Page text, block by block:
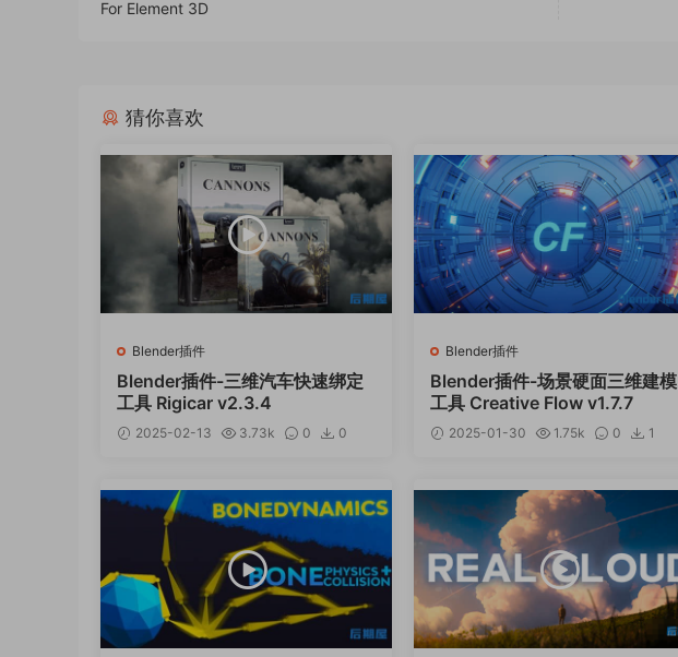
For Element 3D
猜你喜欢
Blender插件
Blender插件-三维汽车快速绑定
工具 Rigicar v2.3.4
2025-02-13 3.73k 0
0
Blender插件
Blender插件-场景硬面三维建模
工具 Creative Flow v1.7.7
2025-01-30 1.75k 0
1